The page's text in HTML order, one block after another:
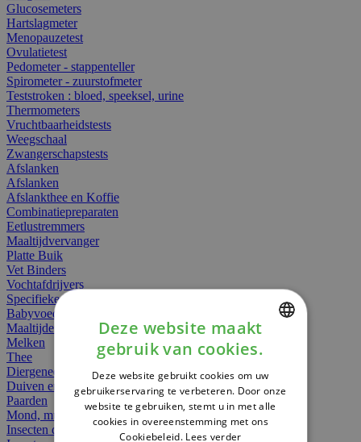
Glucosemeters
Hartslagmeter
Menopauzetest
Ovulatietest
Pedometer - stappenteller
Spirometer - zuurstofmeter
Teststroken : bloed, speeksel, urine
Thermometers
Vruchtbaarheidstests
Weegschaal
Zwangerschapstests
Afslanken
Afslanken
Afslankthee en Koffie
Combinatiepreparaten
Eetlustremmers
Maaltijdvervanger
Platte Buik
Vet Binders
Vochtafdrijvers
Specifieke Voeding
Babyvoeding
Maaltijden
Melken
Thee
Diergeneesmiddelen
Duiven en vogels
Paarden
Mond, muil of snavel
Insecten dieren
DUTCH
FRENCH
ENGLISH
Deze website maakt
gebruik van cookies.
Deze website gebruikt cookies om uw
gebruikerservaring te verbeteren. Door onze
website te gebruiken, stemt u in met alle
cookies in overeenstemming met ons
Cookiebeleid. Lees verder